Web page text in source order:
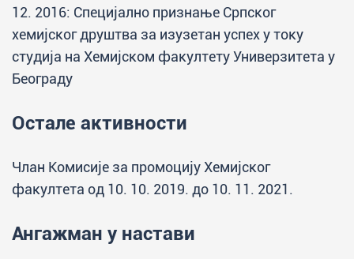
12. 2016: Специјално признање Српског
хемијског друштва за изузетан успех у току
студија на Хемијском факултету Универзитета у
Београду
Остале активности
Члан Комисије за промоцију Хемијског
факултета од 10. 10. 2019. до 10. 11. 2021.
Ангажман у настави